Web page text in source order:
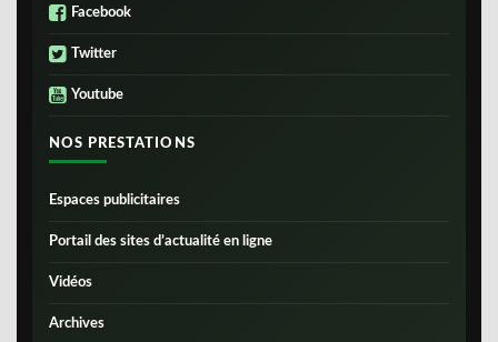
Facebook
Twitter
Youtube
NOS PRESTATIONS
Espaces publicitaires
Portail des sites d’actualité en ligne
Vidéos
Archives